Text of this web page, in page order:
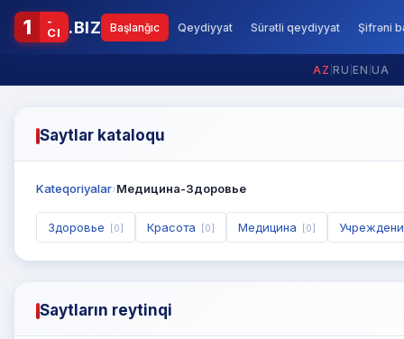
1
-
CI
.BIZ Başlanğıc Qeydiyyat Sürətli qeydiyyat Şifrəni
AZ RU EN UA
Saytlar kataloqu
Kateqoriyalar›Медицина-Здоровье
Здоровье [0] Красота [0] Медицина [0]
Saytların reytinqi